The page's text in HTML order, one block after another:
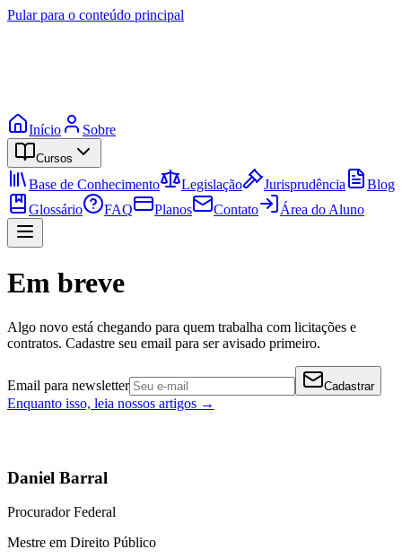
Pular para o conteúdo principal
Início Sobre
Cursos
Base de Conhecimento Legislação Jurisprudência
Blog
Glossário
FAQ Planos Contato Área do Aluno
Em breve
Algo novo está chegando para quem trabalha com licitações e
contratos. Cadastre seu email para ser avisado primeiro.
Email para newsletter Cadastrar
Enquanto isso, leia nossos artigos →
Daniel Barral
Procurador Federal
Mestre em Direito Público